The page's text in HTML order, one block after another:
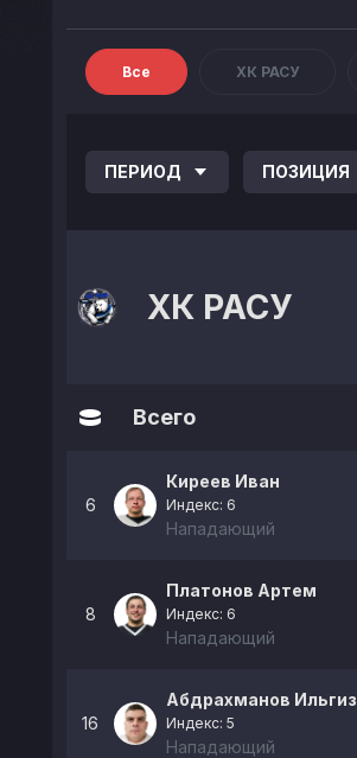
Все ХК РАСУ
ПЕРИОД ПОЗИЦИЯ
ХК РАСУ
Всего
6
Киреев Иван
Индекс: 6
Нападающий
8
Платонов Артем
Индекс: 6
Нападающий
16
Абдрахманов Ильгиз
Индекс: 5
Нападающий